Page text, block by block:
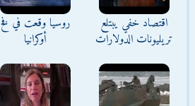
اقتصاد خفي يبتلع
تريليونات الدولارات
روسيا وقعت في فخ
أوكرانيا